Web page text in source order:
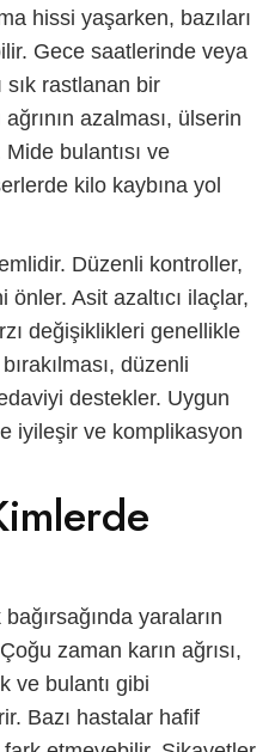
hissi yaşarken, bazıları
Gece saatlerinde veya
sık rastlanan bir
azalması, ülserin
bulantısı ve
kilo kaybına yol
Düzenli kontroller,
önler. Asit azaltıcı ilaçlar,
değişiklikleri genellikle
düzenli
destekler. Uygun
iyileşir ve komplikasyon
yaraların
zaman karın ağrısı,
ve bulantı gibi
Bazı hastalar hafif